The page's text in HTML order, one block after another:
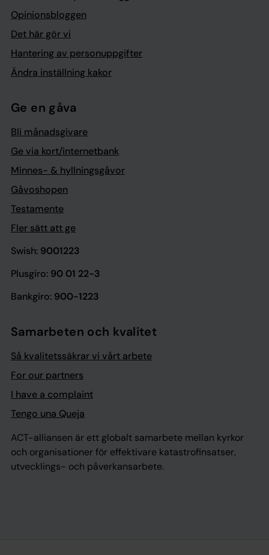
Opinionsbloggen
Det här gör vi
Hantering av personuppgifter
Ändra inställning kakor
Ge en gåva
Bli månadsgivare
Ge via kort/internetbank
Minnes- & hyllningsgåvor
Gåvoshopen
Testamente
Fler sätt att ge
Swish: 9001223
Plusgiro: 90 01 22-3
Bankgiro: 900-1223
Samarbeten och kvalitet
Så kvalitetssäkrar vi vårt arbete
For our partners
I have a complaint
Tengo una Queja
ACT-alliansen är ett globalt samarbete mellan kyrkor
och organisationer för effektivare katastrofinsatser,
utvecklings- och påverkansarbete.